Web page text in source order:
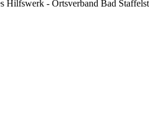
Hilfswerk - Ortsverband Bad